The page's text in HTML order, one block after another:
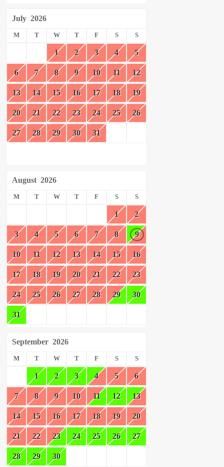
July 2026
M T W T F S S
1 2 3 4 5
6 7 8 9 10 11 12
13 14 15 16 17 18 19
20 21 22 23 24 25 26
27 28 29 30 31
August 2026
M T W T F S S
1 2
3 4 5 6 7 8 9
10 11 12 13 14 15 16
17 18 19 20 21 22 23
24 25 26 27 28 29 30
31
September 2026
M T W T F S S
1 2 3 4 5 6
7 8 9 10 11 12 13
14 15 16 17 18 19 20
21 22 23 24 25 26 27
28 29 30